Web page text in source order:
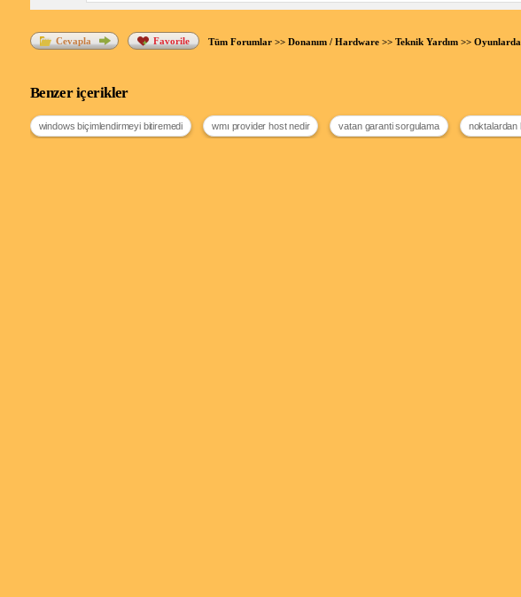
Cevapla Favorile Tüm Forumlar>> Donanım / Hardware>> Teknik Yardım>> Oyunlarda
Benzer içerikler
windows biçimlendirmeyi bitiremedi wmı provider host nedir vatan garanti sorgulama noktalardan